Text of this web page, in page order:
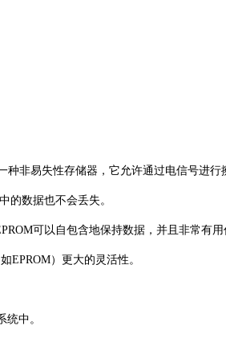
种非易失性存储器，它允许通过电信号进
的数据也不会丢失。
可以自包含地保持数据，并且非常有
EPROM）更大的灵活性。
中。